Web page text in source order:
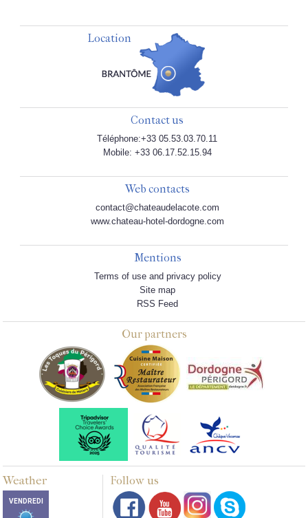
Location
Contact us
Téléphone:+33 05.53.03.70.11
Mobile: +33 06.17.52.15.94
Web contacts
contact@chateaudelacote.com
www.chateau-hotel-dordogne.com
Mentions
Terms of use and privacy policy
Site map
RSS Feed
Our partners
Weather Follow us